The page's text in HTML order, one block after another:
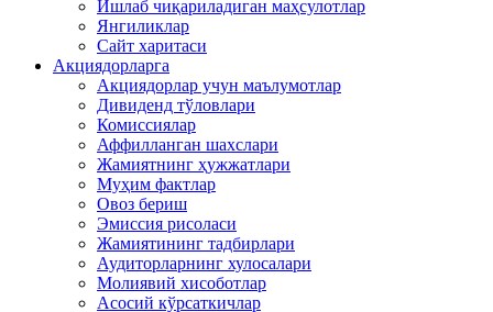
Ишлаб чиқариладиган маҳсулотлар
Янгиликлар
Сайт харитаси
Акциядорларга
Акциядорлар учун маълумотлар
Дивиденд тўловлари
Комиссиялар
Аффилланган шахслари
Жамиятнинг ҳужжатлари
Муҳим фактлар
Овоз бериш
Эмиссия рисоласи
Жамиятининг тадбирлари
Аудиторларнинг хулосалари
Молиявий хисоботлар
Асосий кўрсаткичлар